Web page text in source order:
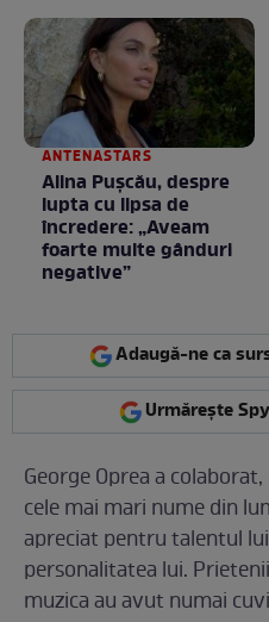
ANTENASTARS
Alina Pușcău, despre
lupta cu lipsa de
încredere: „Aveam
foarte multe gânduri
negative”
Adaugă-ne ca
Urmărește
George Oprea a
cele mai mari nume din
apreciat pentru talentul
personalitatea lui.
muzica au avut numai